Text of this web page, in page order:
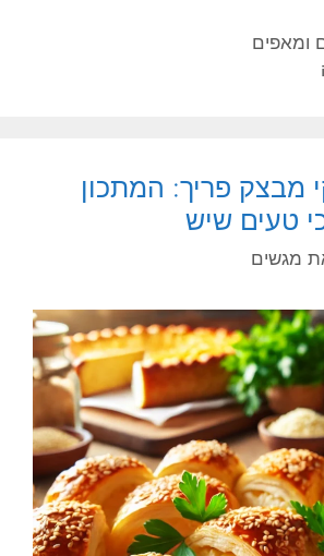
ומאפים
מבצק פריך: המתכון
טעים שיש
מגשים